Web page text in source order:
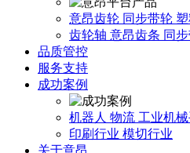
意昂齿轮 同步带轮
齿轮轴 意昂齿条 同
品质管控
服务支持
成功案例
机器人 物流 工业机
印刷行业 模切行业
关于意昂